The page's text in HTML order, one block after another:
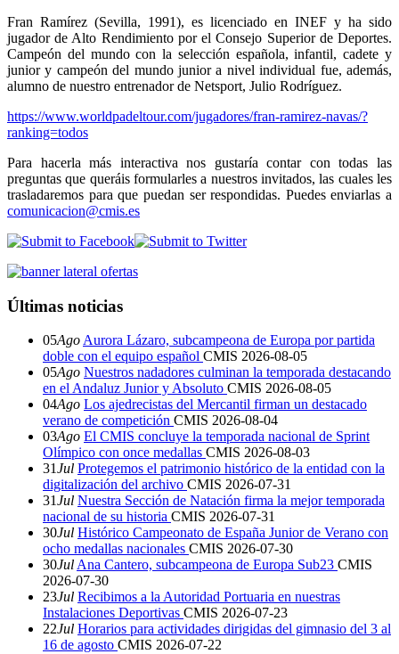
Fran Ramírez (Sevilla, 1991), es licenciado en INEF y ha sido
jugador de Alto Rendimiento por el Consejo Superior de Deportes.
Campeón del mundo con la selección española, infantil, cadete y
junior y campeón del mundo junior a nivel individual fue, además,
alumno de nuestro entrenador de Netsport, Julio Rodríguez.
https://www.worldpadeltour.com/jugadores/fran-ramirez-navas/?
ranking=todos
Para hacerla más interactiva nos gustaría contar con todas las
preguntas que queráis formularles a nuestros invitados, las cuales les
trasladaremos para que puedan ser respondidas. Puedes enviarlas a
comunicacion@cmis.es
Últimas noticias
05Ago Aurora Lázaro, subcampeona de Europa por partida
doble con el equipo español CMIS 2026-08-05
05Ago Nuestros nadadores culminan la temporada destacando
en el Andaluz Junior y Absoluto CMIS 2026-08-05
04Ago Los ajedrecistas del Mercantil firman un destacado
verano de competición CMIS 2026-08-04
03Ago El CMIS concluye la temporada nacional de Sprint
Olímpico con once medallas CMIS 2026-08-03
31Jul Protegemos el patrimonio histórico de la entidad con la
digitalización del archivo CMIS 2026-07-31
31Jul Nuestra Sección de Natación firma la mejor temporada
nacional de su historia CMIS 2026-07-31
30Jul Histórico Campeonato de España Junior de Verano con
ocho medallas nacionales CMIS 2026-07-30
30Jul Ana Cantero, subcampeona de Europa Sub23 CMIS
2026-07-30
23Jul Recibimos a la Autoridad Portuaria en nuestras
Instalaciones Deportivas CMIS 2026-07-23
22Jul Horarios para actividades dirigidas del gimnasio del 3 al
16 de agosto CMIS 2026-07-22